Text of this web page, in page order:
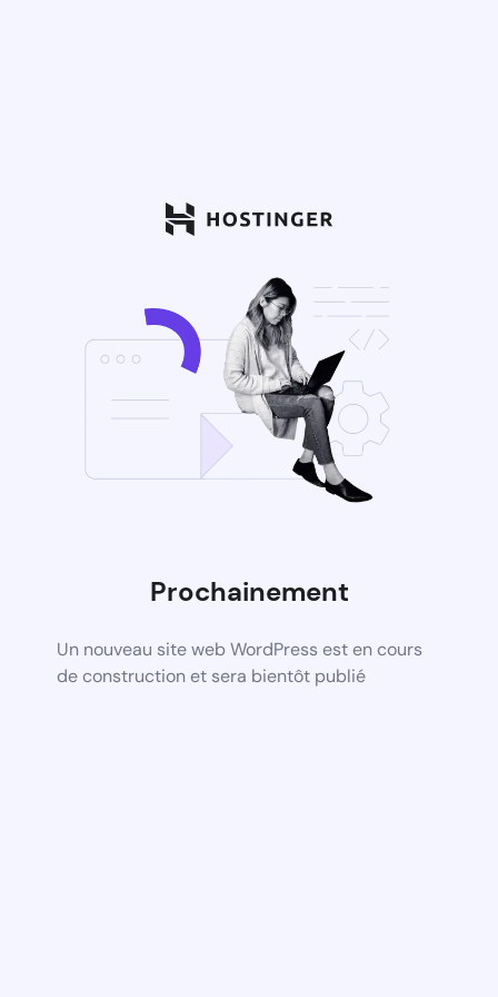
Prochainement
Un nouveau site web WordPress est en cours
de construction et sera bientôt publié